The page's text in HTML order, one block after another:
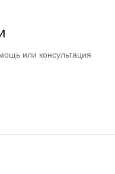
или консультация